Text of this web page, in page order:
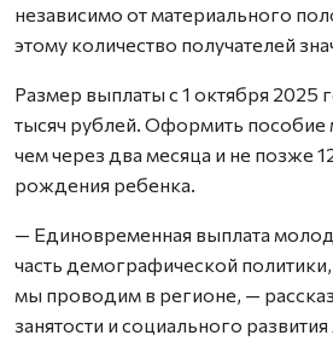
независимо от материального
этому количество получателей
Размер выплаты с 1 октября 2025
тысяч рублей. Оформить
чем через два месяца и не позже
рождения ребенка.
— Единовременная выплата
часть демографической
мы проводим в регионе, —
занятости и социального